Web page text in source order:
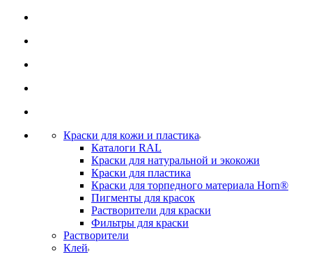
Краски для кожи и пластика
Каталоги RAL
Краски для натуральной и экокожи
Краски для пластика
Краски для торпедного материала Horn®
Пигменты для красок
Растворители для краски
Фильтры для краски
Растворители
Клей